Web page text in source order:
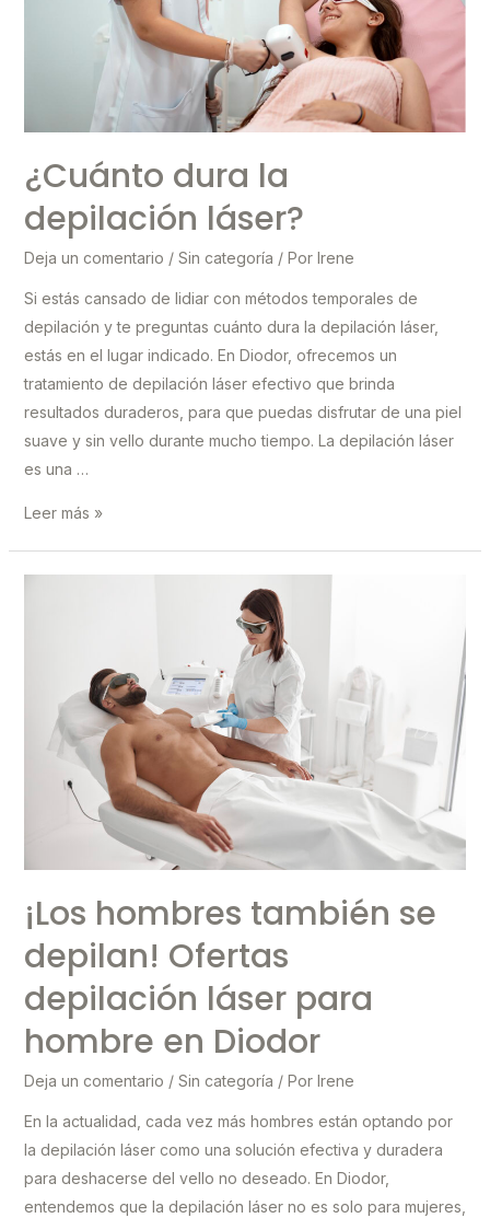
¿Cuánto dura la
depilación láser?
Deja un comentario / Sin categoría / Por Irene
Si estás cansado de lidiar con métodos temporales de
depilación y te preguntas cuánto dura la depilación láser,
estás en el lugar indicado. En Diodor, ofrecemos un
tratamiento de depilación láser efectivo que brinda
resultados duraderos, para que puedas disfrutar de una piel
suave y sin vello durante mucho tiempo. La depilación láser
es una …
¿Cuánto
Leer más »
¡Los hombres también se
depilan! Ofertas
depilación láser para
hombre en Diodor
Deja un comentario / Sin categoría / Por Irene
En la actualidad, cada vez más hombres están optando por
la depilación láser como una solución efectiva y duradera
para deshacerse del vello no deseado. En Diodor,
entendemos que la depilación láser no es solo para mujeres,